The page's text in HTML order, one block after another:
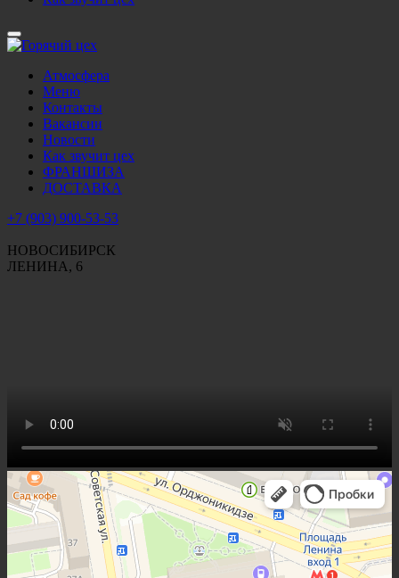
Атмосфера
Меню
Контакты
Вакансии
Новости
Как звучит цех
ФРАНШИЗА
ДОСТАВКА
+7 (903) 900-53-53
НОВОСИБИРСК
ЛЕНИНА, 6